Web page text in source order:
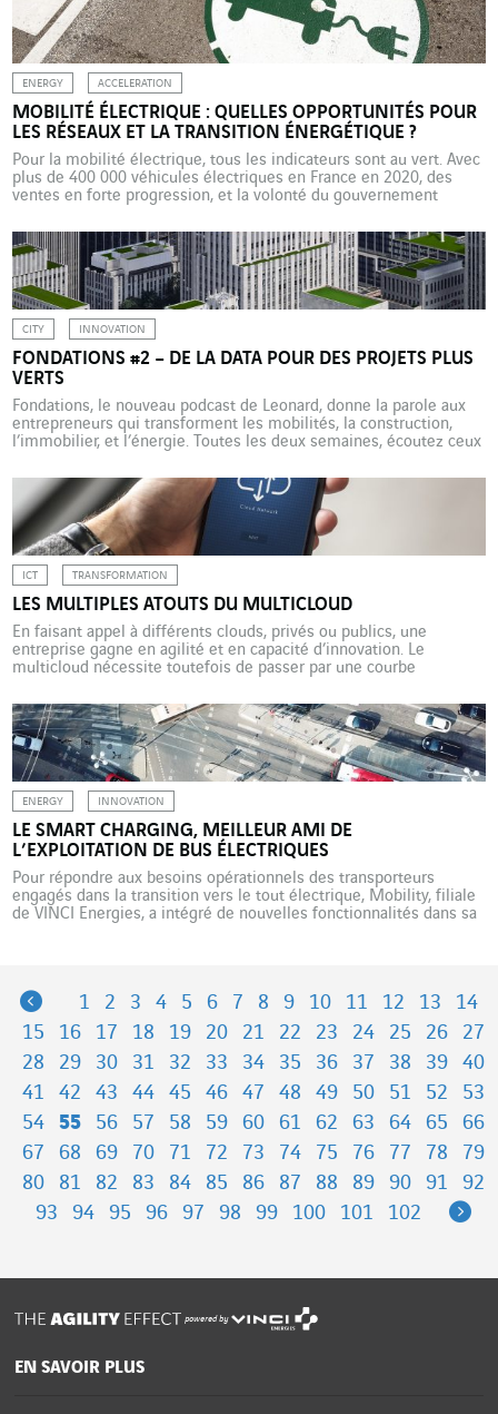
ENERGY ACCELERATION
MOBILITÉ ÉLECTRIQUE : QUELLES OPPORTUNITÉS POUR
LES RÉSEAUX ET LA TRANSITION ÉNERGÉTIQUE ?
Pour la mobilité électrique, tous les indicateurs sont au vert. Avec
plus de 400 000 véhicules électriques en France en 2020, des
ventes en forte progression, et la volonté du gouvernement
publiques comme privatives, le marché de l’électromobilité se
développe rapidement. Se pose alors de plus en […]
CITY INNOVATION
FONDATIONS #2 – DE LA DATA POUR DES PROJETS PLUS
VERTS
Fondations, le nouveau podcast de Leonard, donne la parole aux
entrepreneurs qui transforment les mobilités, la construction,
l’immobilier, et l’énergie. Toutes les deux semaines, écoutez ceux
Guillaume Bazoin, Lead Open Innovation & Startups de Leonard,
reçoit Guillaume Lafont, CEO et co-fondateur de Combo
Solutions, une […]
ICT TRANSFORMATION
LES MULTIPLES ATOUTS DU MULTICLOUD
En faisant appel à différents clouds, privés ou publics, une
entreprise gagne en agilité et en capacité d’innovation. Le
multicloud nécessite toutefois de passer par une courbe
M. Jourdain, les entreprises françaises font du multicloud sans le
savoir. Selon l’étude « Multicloud 2020 » menée par Axians et Dell
Technologies, […]
ENERGY INNOVATION
LE SMART CHARGING, MEILLEUR AMI DE
L’EXPLOITATION DE BUS ÉLECTRIQUES
Pour répondre aux besoins opérationnels des transporteurs
engagés dans la transition vers le tout électrique, Mobility, filiale
de VINCI Energies, a intégré de nouvelles fonctionnalités dans sa
Previous
1 2 3 4 5 6 7 8 9 10 11 12 13
14
15
16 17 18 19 20 21 22 23 24 25 26
27
28
29 30 31 32 33 34 35 36 37 38 39
40
41
42 43 44 45 46 47 48 49 50 51 52
53
54
55 56 57 58 59 60 61 62 63 64 65
66
67
68 69 70 71 72 73 74 75 76 77 78
79
80
81 82 83 84 85 86 87 88 89 90 91
92
93
94 95 96 97 98 99 100 101 102
powered by
EN SAVOIR PLUS